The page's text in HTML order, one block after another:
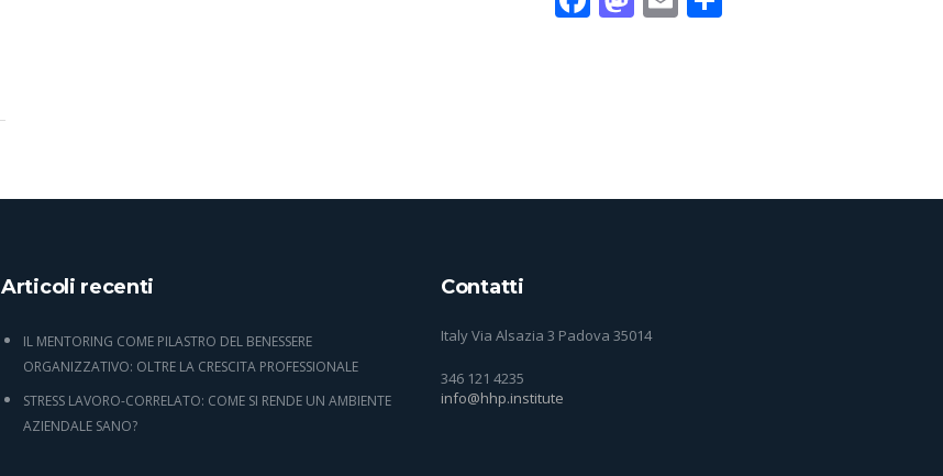
Articoli recenti
IL MENTORING COME PILASTRO DEL BENESSERE
ORGANIZZATIVO: OLTRE LA CRESCITA PROFESSIONALE
STRESS LAVORO-CORRELATO: COME SI RENDE UN AMBIENTE
AZIENDALE SANO?
Contatti
Italy Via Alsazia 3 Padova 35014
346 121 4235
info@hhp.institute